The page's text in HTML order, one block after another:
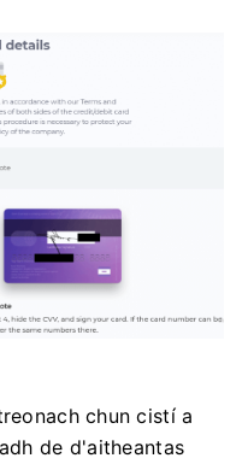
chun cistí a
de d'aitheantas